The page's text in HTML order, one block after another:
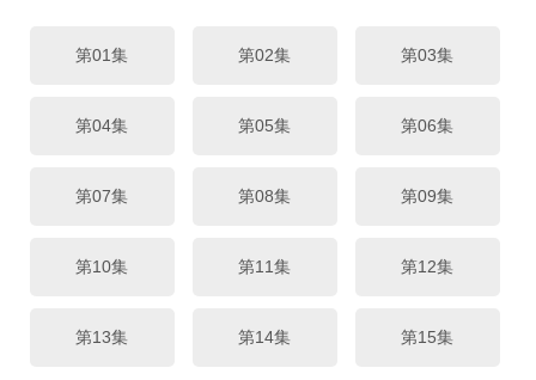
第19集 第20集 第21集
第22集 第23集 第24集
第25集 第26集 第27集
第28集 第29集 第30集
第31集 第32集 第33集
第01集 第02集 第03集
第04集 第05集 第06集
第07集 第08集 第09集
第10集 第11集 第12集
第13集 第14集 第15集